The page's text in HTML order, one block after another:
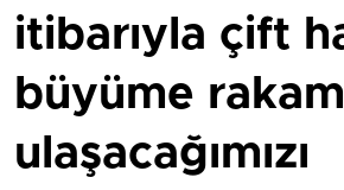
itibarıyla çift
büyüme
ulaşacağımızı